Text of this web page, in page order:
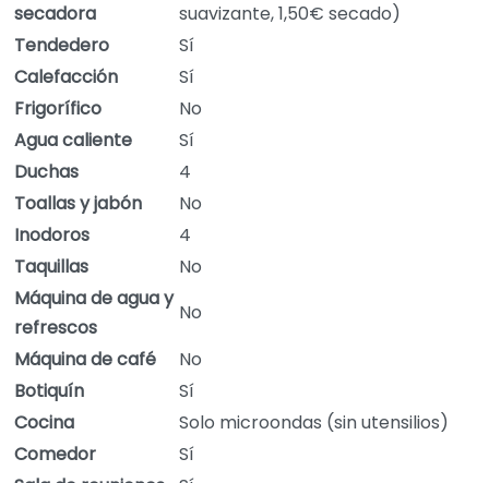
secadora
suavizante, 1,50€ secado)
Tendedero
Sí
Calefacción
Sí
Frigorífico
No
Agua caliente
Sí
Duchas
4
Toallas y jabón
No
Inodoros
4
Taquillas
No
Máquina de agua y
refrescos
No
Máquina de café
No
Botiquín
Sí
Cocina
Solo microondas (sin utensilios)
Comedor
Sí